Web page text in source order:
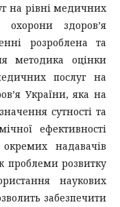
на рівні медичних
охорони здоров’я
розроблена та
методика оцінки
послуг на
України, яка на
сутності та
ефективності
надавачів
проблеми розвитку
наукових
забезпечити